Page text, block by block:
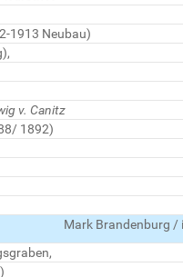
1913 Neubau)
v. Canitz
1892)
Mark Brandenburg /